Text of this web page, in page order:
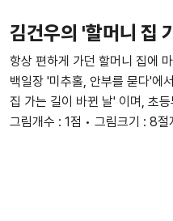
김건우의 '할머니 집
항상 편하게 가던 할머니 집에
백일장 '미추홀, 안부를 묻다'에
집 가는 길이 바뀐 날' 이며, 초
그림개수 : 1점 • 그림크기 : 8절